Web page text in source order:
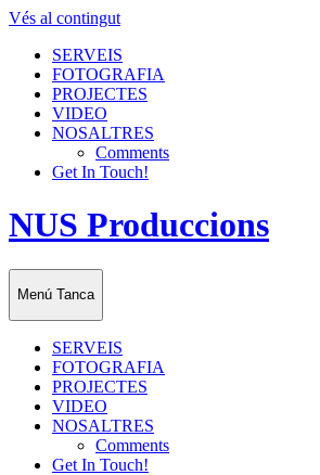
Vés al contingut
SERVEIS
FOTOGRAFIA
PROJECTES
VIDEO
NOSALTRES
Comments
Get In Touch!
NUS Produccions
Menú Tanca
SERVEIS
FOTOGRAFIA
PROJECTES
VIDEO
NOSALTRES
Comments
Get In Touch!